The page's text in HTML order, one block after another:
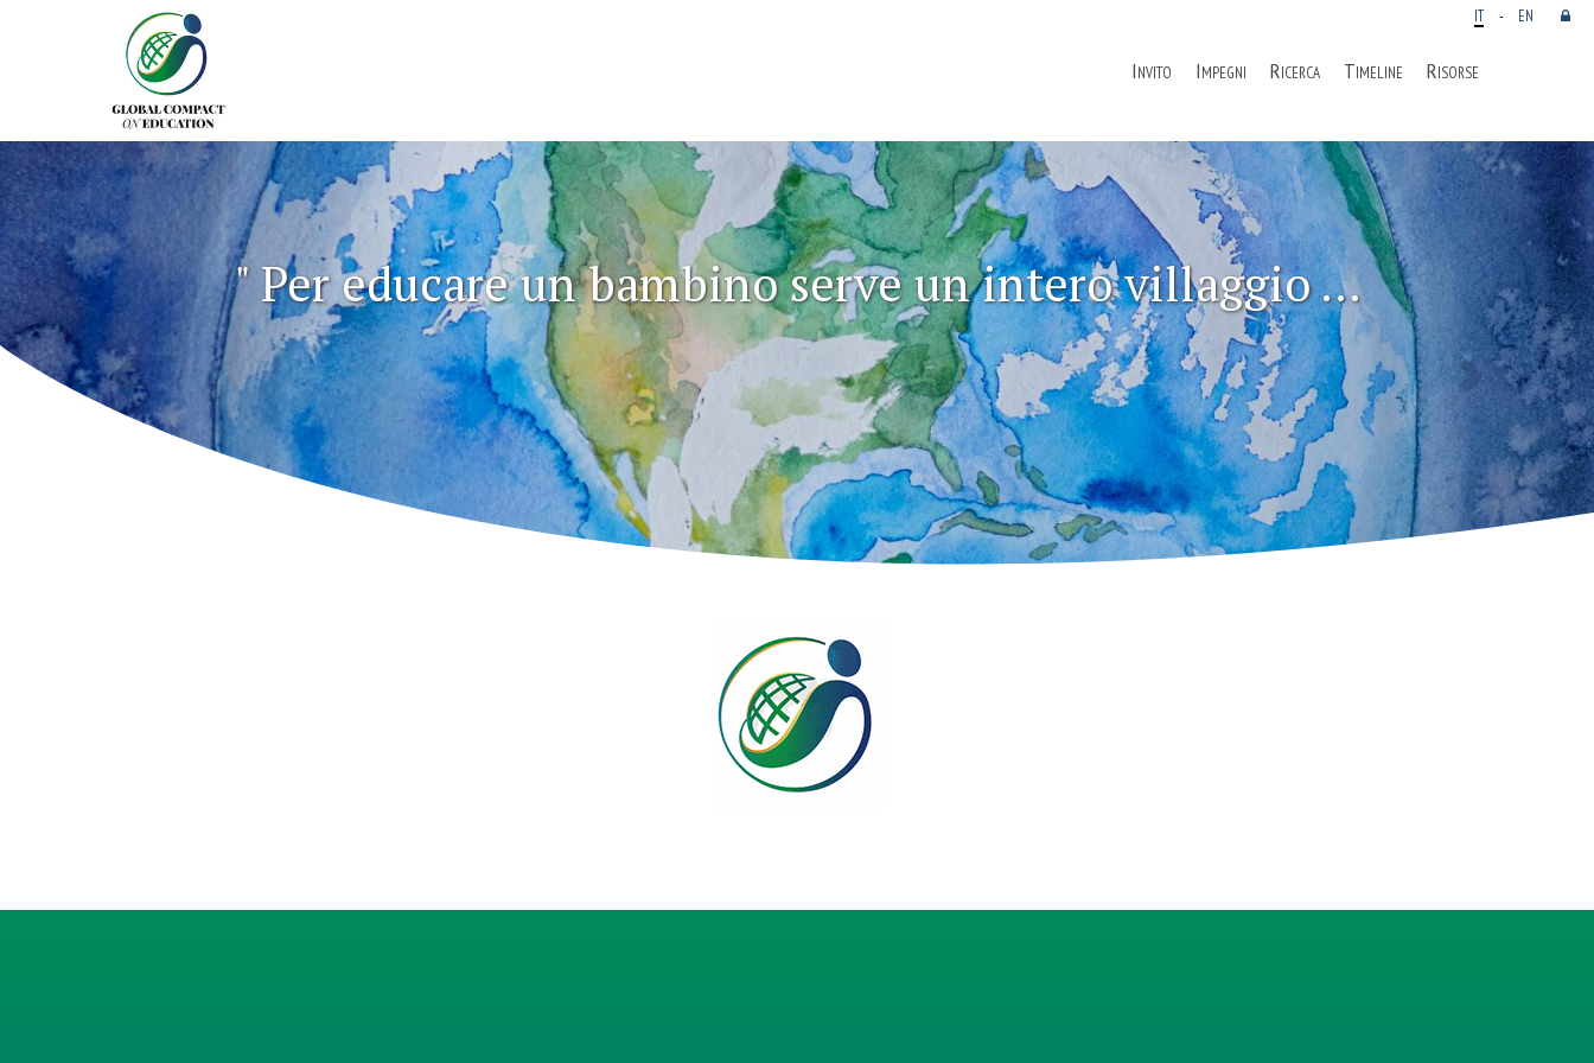
IT - EN
Invito Impegni Ricerca Timeline Risorse
" Per educare un bambino serve un intero villaggio ...
Previous Next